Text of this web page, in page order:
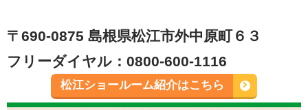
〒690-0875 島根県松江市外中原町６３
フリーダイヤル：0800-600-1116
松江ショールーム紹介はこちら